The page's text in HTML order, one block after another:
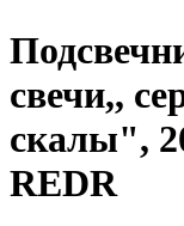
свечи,,
скалы",
REDR